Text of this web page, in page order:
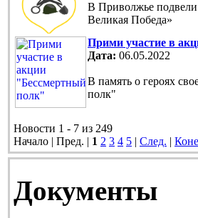
В Приволжье
Великая Победа»
Прими участие в
Дата: 06.05.2022
В память о героях
полк"
Новости 1 - 7 из 249
Начало | Пред. | 1 2 3 4 5 | След. |
Документы